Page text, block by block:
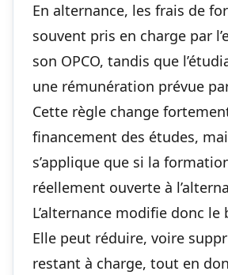
En alternance, les frais de
souvent pris en charge par
son OPCO, tandis que
une rémunération prévue
Cette règle change
financement des études,
s’applique que si la
réellement ouverte à
L’alternance modifie donc
Elle peut réduire, voire
restant à charge, tout en